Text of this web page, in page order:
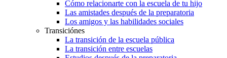
Cómo relacionarte con la escuela de tu hijo
Las amistades después de la preparatoria
Los amigos y las habilidades sociales
Transiciónes
La transición de la escuela pública
La transición entre escuelas